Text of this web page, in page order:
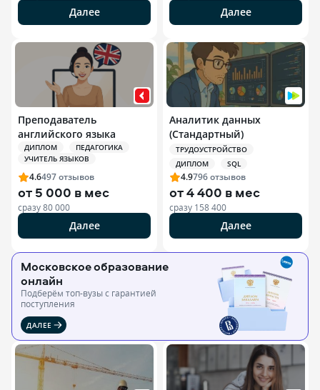
Далее Далее
Преподаватель
английского языка
ДИПЛОМ
ПЕДАГОГИКА
УЧИТЕЛЬ ЯЗЫКОВ
4.6497отзывов
от 5 000 в мес
сразу80 000
Далее
Аналитик данных
(Стандартный)
ТРУДОУСТРОЙСТВО
ДИПЛОМ
SQL
4.9796отзывов
от4 400 в мес
сразу 158 400
Далее
Московское образование
онлайн
Подберём топ-вузы c гарантией
поступления
ДАЛЕЕ